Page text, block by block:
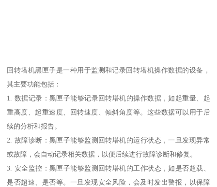
回转塔机黑匣子是一种用于监测和记录回转塔机操作数据的设备，
其主要功能包括：
1. 数据记录：黑匣子能够记录回转塔机的操作数据，如起重量、起
重高度、起重速度、回转速度、倾斜角度等。这些数据可以用于后
续的分析和报告。
2. 故障诊断：黑匣子能够监测回转塔机的运行状态，一旦发现异常
或故障，会自动记录相关数据，以便后续进行故障诊断和修复。
3. 安全监控：黑匣子能够监测回转塔机的工作状态，如是否超载、
是否超速、是否等。一旦发现安全风险，会及时发出警报，以保障